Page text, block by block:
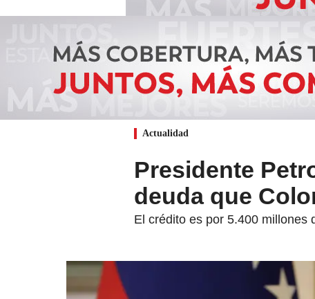
Actualidad
Presidente
deuda que
El crédito es por 5.400 millones